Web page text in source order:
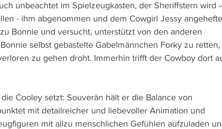
unbeachtet im Spielzeugkasten, der Sheriffstern wird
- ihm abgenommen und dem Cowgirl Jessy
Bonnie und versucht, unterstützt von den anderen
selbst gebastelte Gabelmännchen Forky zu retten,
zu gehen droht. Immerhin trifft der Cowboy dort
Cooley setzt: Souverän hält er die Balance von
mit detailreicher und liebevoller Animation und
mit allzu menschlichen Gefühlen aufzuladen